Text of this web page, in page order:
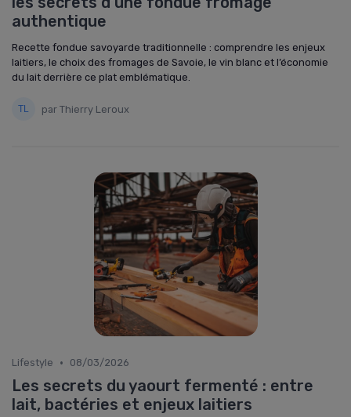
authentique
Recette fondue savoyarde traditionnelle : comprendre les enjeux
laitiers, le choix des fromages de Savoie, le vin blanc et l’économie
du lait derrière ce plat emblématique.
par Thierry Leroux
Lifestyle • 08/03/2026
Les secrets du yaourt fermenté : entre
lait, bactéries et enjeux laitiers